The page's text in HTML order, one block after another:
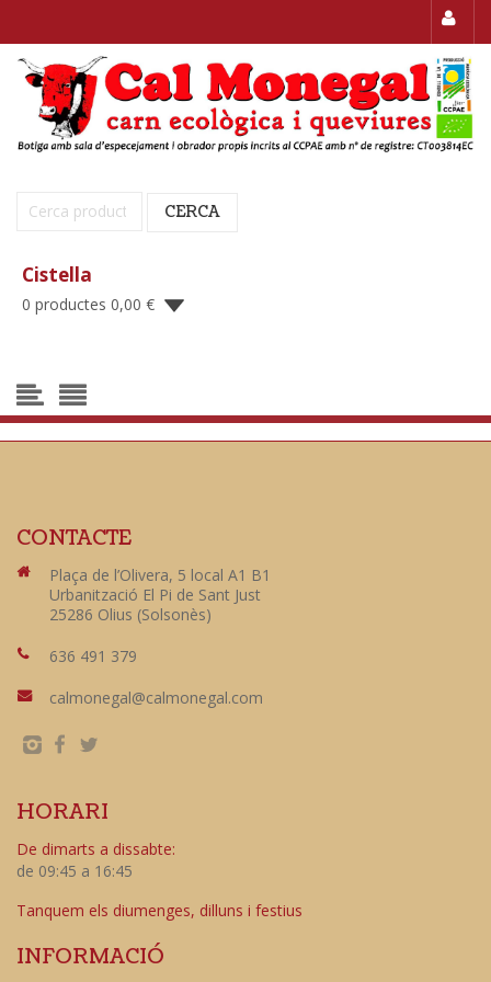
Cerca: CERCA
Cistella
0 productes 0,00 €
CONTACTE
Plaça de l’Olivera, 5 local A1 B1
Urbanització El Pi de Sant Just
25286 Olius (Solsonès)
636 491 379
calmonegal@calmonegal.com
HORARI
De dimarts a dissabte:
de 09:45 a 16:45
Tanquem els diumenges, dilluns i festius
INFORMACIÓ